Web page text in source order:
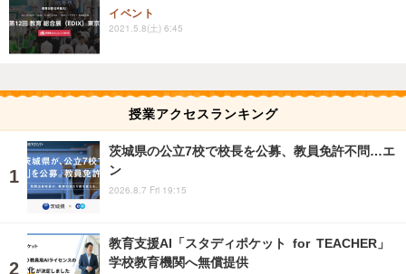
イベント
2021.5.8(土) 6:45
授業アクセスランキング
茨城県の公立7校で校長を公募、教員免許不問…エ
ン
2026.8.7 Fri 19:15
教育支援AI「スタディポケット for TEACHER」
学校教育機関へ無償提供